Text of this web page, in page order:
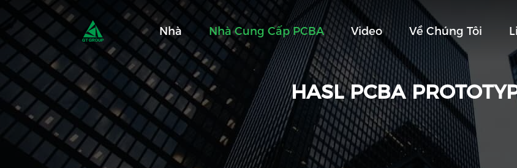
Nhà Nhà Cung Cấp PCBA Video Về Chúng Tôi
HASL PCBA